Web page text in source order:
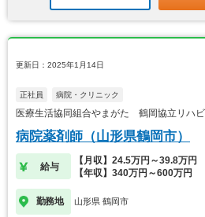
更新日：2025年1月14日
正社員 病院・クリニック
医療生活協同組合やまがた 鶴岡協立リハ
病院薬剤師（山形県鶴岡市）
給与
【月収】24.5万円～39.8万円
【年収】340万円～600万円
勤務地 山形県 鶴岡市